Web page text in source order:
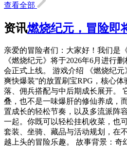
查看全部
资讯燃烧纪元，冒险即
亲爱的冒险者们：大家好！我们是
《燃烧纪元》将于2026年6月进行
会正式上线。 游戏介绍 《燃烧纪
爽快爆装”的放置刷宝RPG，核心
落、佣兵搭配与中后期成长展开。
叠，也不是一味爆肝的修仙养成，
置成长的轻松节奏，以及多流派阵
一起。你既可以轻松挂机收菜，也
套装、坐骑、藏品与活动规划，在
越上头的冒险乐趣。 故事背景：奇